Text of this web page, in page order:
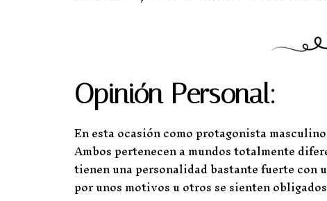
Opinión Personal:
En esta ocasión como protagonista
Ambos pertenecen a mundos totalmente
tienen una personalidad bastante fuerte con
por unos motivos u otros se sienten